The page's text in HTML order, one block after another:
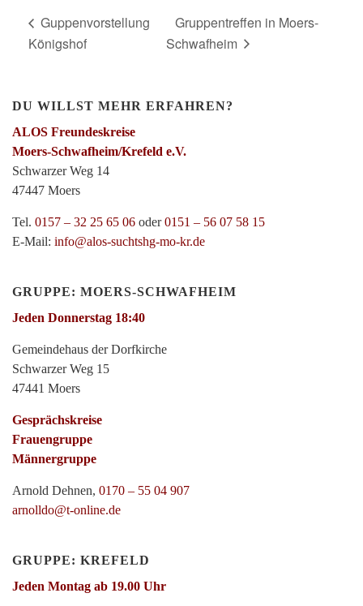
Guppenvorstellung
Königshof
Gruppentreffen in Moers-
Schwafheim
DU WILLST MEHR ERFAHREN?
ALOS Freundeskreise
Moers-Schwafheim/Krefeld e.V.
Schwarzer Weg 14
47447 Moers
Tel. 0157 – 32 25 65 06 oder0151 – 56 07 58 15
E-Mail: info@alos-suchtshg-mo-kr.de
GRUPPE: MOERS-SCHWAFHEIM
Jeden Donnerstag 18:40
Gemeindehaus der Dorfkirche
Schwarzer Weg 15
47441 Moers
Gesprächskreise
Frauengruppe
Männergruppe
Arnold Dehnen, 0170 – 55 04 907
arnolldo@t-online.de
GRUPPE: KREFELD
Jeden Montag ab 19.00 Uhr